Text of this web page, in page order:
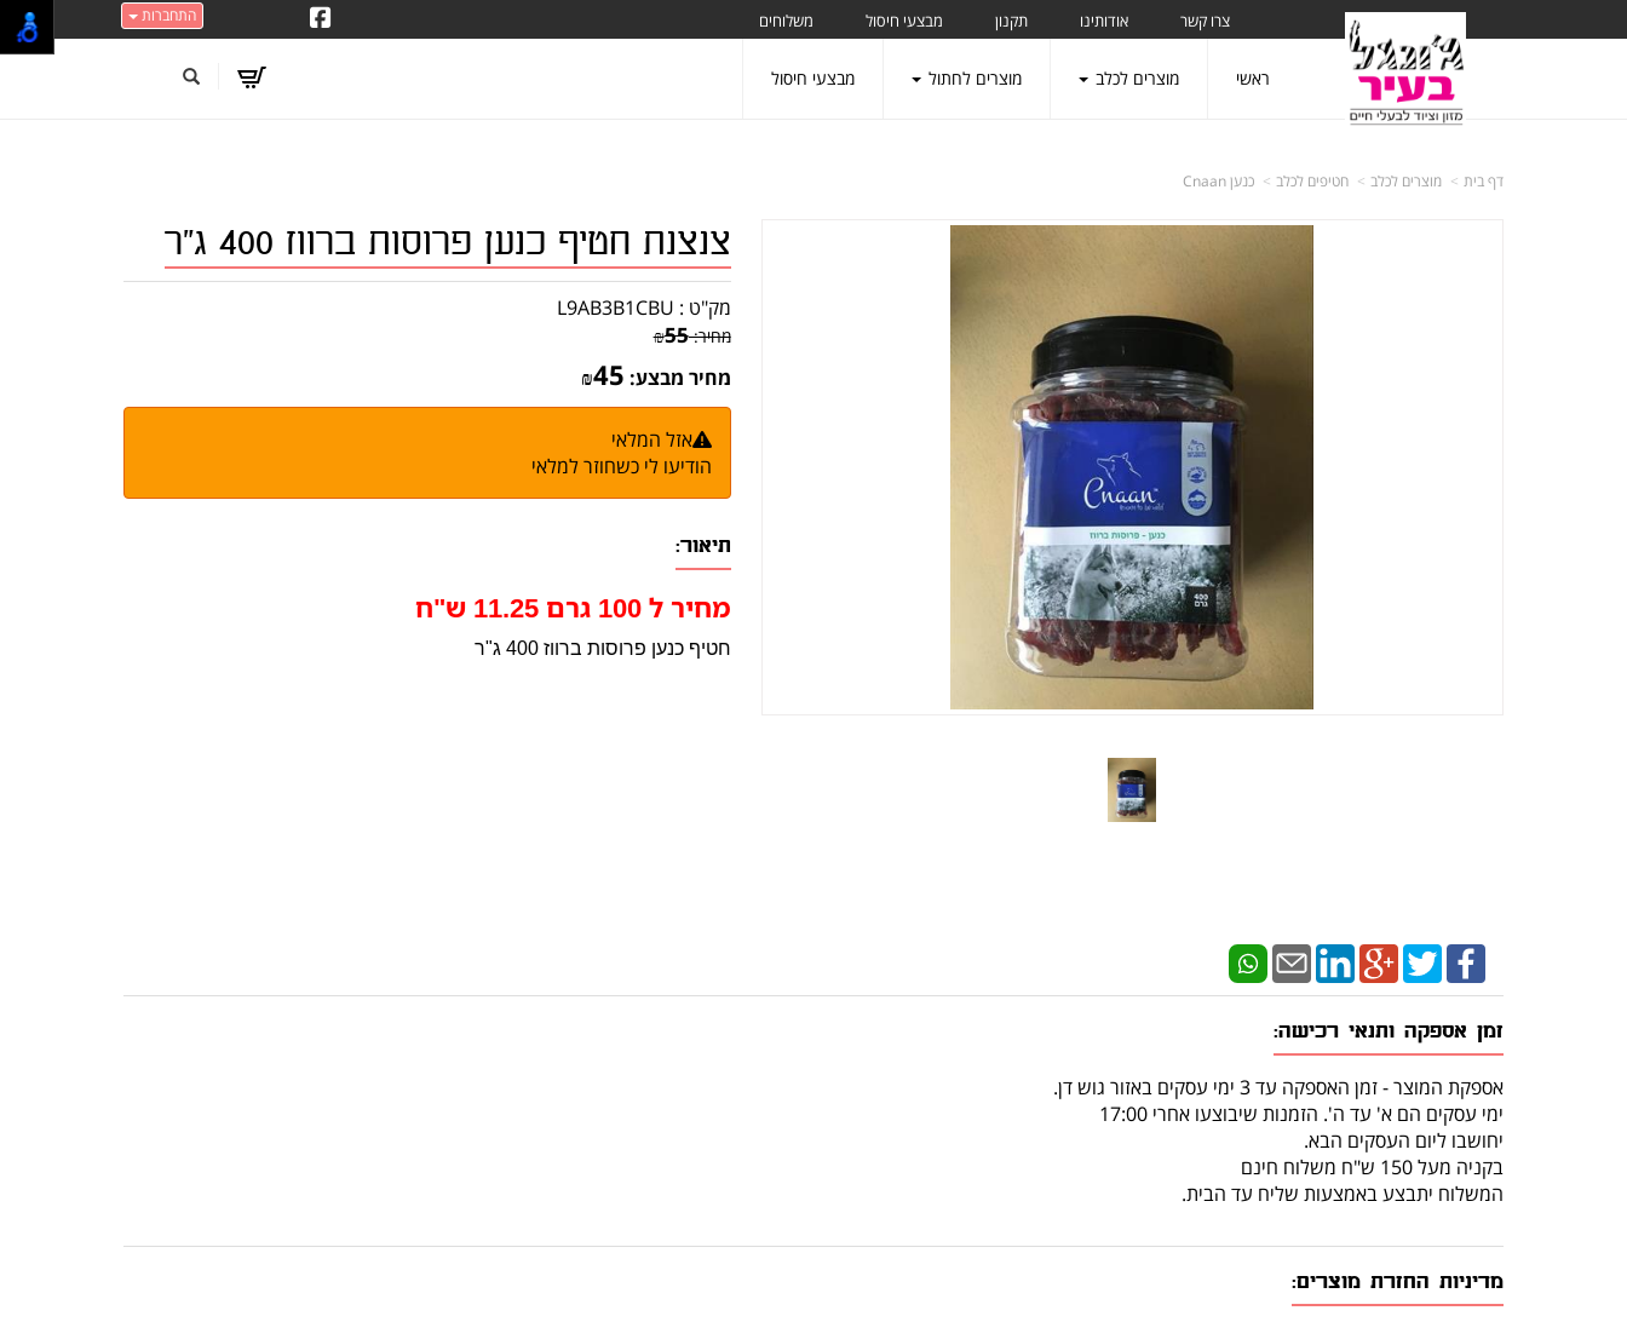
התחברות צרו קשר אודותינו תקנון מבצעי חיסול משלוחים
ראשי מוצרים לכלב מוצרים לחתול מבצעי חיסול
דף בית מוצרים לכלב חטיפים לכלב כנען Cnaan
צנצנת חטיף כנען פרוסות ברווז 400 ג"ר
מק"ט : L9AB3B1CBU
מחיר: ₪55
מחיר מבצע: ₪45
אזל המלאי
הודיעו לי כשחוזר למלאי
תיאור:
מחיר ל 100 גרם 11.25 ש"ח
חטיף כנען פרוסות ברווז 400 ג"ר
זמן אספקה ותנאי רכישה:
אספקת המוצר - זמן האספקה עד 3 ימי עסקים באזור גוש דן.
ימי עסקים הם א' עד ה'. הזמנות שיבוצעו אחרי 17:00
יחושבו ליום העסקים הבא.
בקניה מעל 150 ש"ח משלוח חינם
המשלוח יתבצע באמצעות שליח עד הבית.
מדיניות החזרת מוצרים: